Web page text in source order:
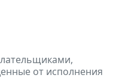
от исполнения